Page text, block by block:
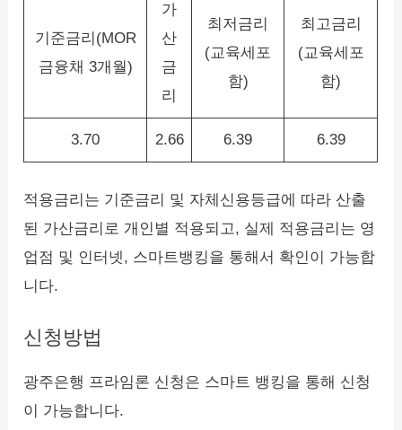
기준금리(MOR
금융채 3개월)
가
산
금
리
최저금리
(교육세포
함)
최고금리
(교육세포
함)
3.70 2.66 6.39 6.39
적용금리는 기준금리 및 자체신용등급에 따라 산출
된 가산금리로 개인별 적용되고, 실제 적용금리는 영
업점 및 인터넷, 스마트뱅킹을 통해서 확인이 가능합
니다.
신청방법
광주은행 프라임론 신청은 스마트 뱅킹을 통해 신청
이 가능합니다.